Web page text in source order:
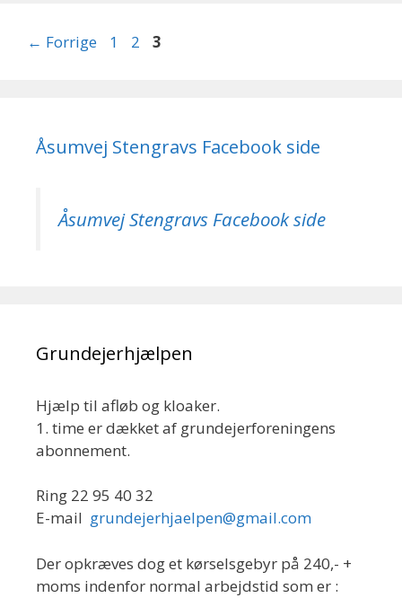
← Forrige Side
1 Side
2 Side
3
Åsumvej Stengravs Facebook side
Åsumvej Stengravs Facebook side
Grundejerhjælpen
Hjælp til afløb og kloaker.
1. time er dækket af grundejerforeningens
abonnement.
Ring 22 95 40 32
E-mail grundejerhjaelpen@gmail.com
Der opkræves dog et kørselsgebyr på 240,- +
moms indenfor normal arbejdstid som er :